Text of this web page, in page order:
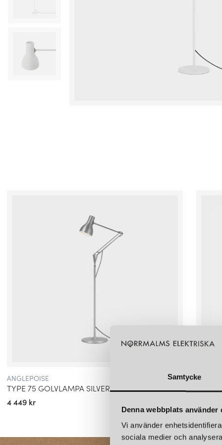
Samtycke
Denna webbplats använder
Vi använder
sociala medier och
ANGLEPOISE
TYPE 75 GOLVLAMPA SILVER LUSTRE
4 449 kr
TYPE